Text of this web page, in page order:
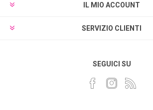
IL MIO ACCOUNT
SERVIZIO CLIENTI
SEGUICI SU